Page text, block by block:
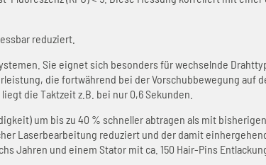
reduziert.
Sie eignet sich besonders für wechselnde
die fortwährend bei der Vorschubbewegung auf
die Taktzeit z.B. bei nur 0,6 Sekunden.
um bis zu 40 % schneller abtragen als mit
Laserbearbeitung reduziert und der damit
Jahren und einem Stator mit ca. 150 Hair-Pins